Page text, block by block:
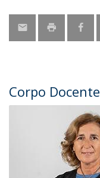
Corpo Docente